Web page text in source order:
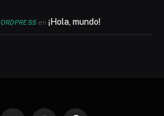
en¡Hola, mundo!